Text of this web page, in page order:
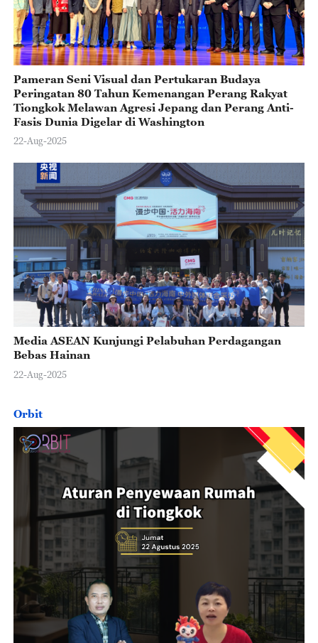
Pameran Seni Visual dan Pertukaran Budaya
Peringatan 80 Tahun Kemenangan Perang Rakyat
Tiongkok Melawan Agresi Jepang dan Perang Anti-
Fasis Dunia Digelar di Washington
22-Aug-2025
Media ASEAN Kunjungi Pelabuhan Perdagangan
Bebas Hainan
22-Aug-2025
Orbit